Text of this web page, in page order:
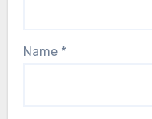
Name *